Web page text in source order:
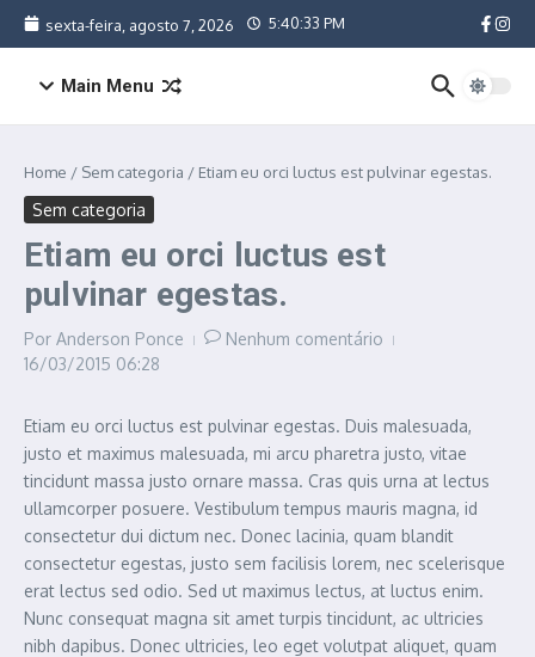
Ir para o conteúdo
sexta-feira, agosto 7, 2026 5:40:34 PM
Main Menu
Home / Sem categoria / Etiam eu orci luctus est pulvinar egestas.
Sem categoria
Etiam eu orci luctus est
pulvinar egestas.
Por Anderson Ponce
Nenhum comentário
16/03/2015 06:28
Etiam eu orci luctus est pulvinar egestas. Duis malesuada,
justo et maximus malesuada, mi arcu pharetra justo, vitae
tincidunt massa justo ornare massa. Cras quis urna at lectus
ullamcorper posuere. Vestibulum tempus mauris magna, id
consectetur dui dictum nec. Donec lacinia, quam blandit
consectetur egestas, justo sem facilisis lorem, nec scelerisque
erat lectus sed odio. Sed ut maximus lectus, at luctus enim.
Nunc consequat magna sit amet turpis tincidunt, ac ultricies
nibh dapibus. Donec ultricies, leo eget volutpat aliquet, quam